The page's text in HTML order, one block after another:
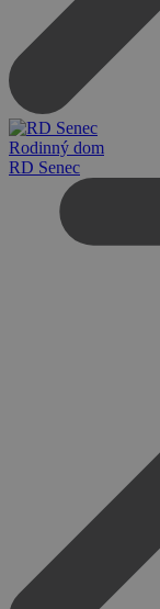
Rodinný dom
RD Senec